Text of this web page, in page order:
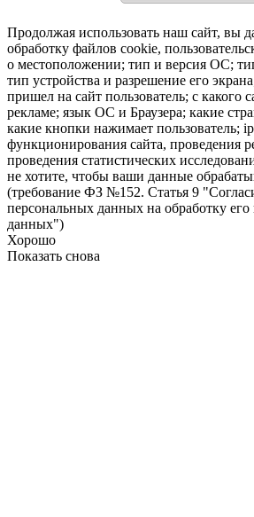
Продолжая использовать наш сайт, вы
обработку файлов cookie,
о местоположении; тип и версия ОС;
тип устройства и разрешение его
пришел на сайт пользователь; с какого
рекламе; язык ОС и Браузера; какие
какие кнопки нажимает пользователь;
функционирования сайта, проведения
проведения статистических
не хотите, чтобы ваши данные
(требование ФЗ №152. Статья 9
персональных данных на обработку
данных")
Хорошо
Показать снова